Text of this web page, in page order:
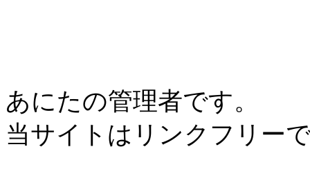
あにたの管理者です。
当サイトはリンクフリー